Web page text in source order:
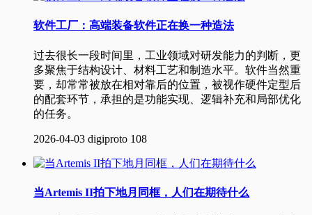
软件工厂：高端装备软件正在换一种造法
过去很长一段时间里，工业领域对研发能力的判断，更
多聚焦于结构设计、材料工艺和制造水平。软件当然重
要，却常常被放在相对靠后的位置，被视作硬件定型后
的配套环节，承担的是功能实现、逻辑补充和局部优化
的任务。
2026-04-03 digiproto 108
当Artemis II拍下地月同框，人们在期待什么